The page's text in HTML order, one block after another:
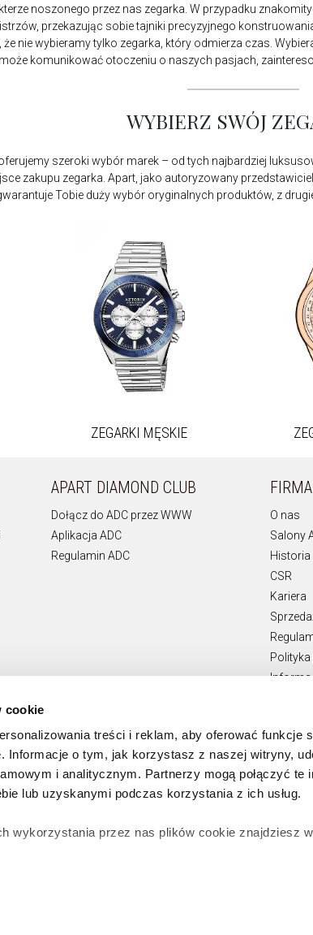
cookie
treści i reklam, aby oferować funkcje
Informacje o tym, jak korzystasz z naszej witryny,
i analitycznym. Partnerzy mogą połączyć te
lub uzyskanymi podczas korzystania z ich usług.
wykorzystania przez nas plików cookie znajdziesz w
jaki rodzaj plików cookie zainstalujemy na Twoim
noszonego przez nas zegarka. W przypadku
przekazując sobie tajniki precyzyjnego
nie wybieramy tylko zegarka, który odmierza czas.
komunikować otoczeniu o naszych pasjach,
WYBIERZ SWÓJ
szeroki wybór marek – od tych najbardziej
zakupu zegarka. Apart, jako autoryzowany
Tobie duży wybór oryginalnych produktów, z
ZEGARKI MĘSKIE
APART DIAMOND CLUB
Dołącz do ADC przez WWW
Aplikacja ADC
Regulamin ADC
FIRMA
O nas
Salony
Historia
CSR
Kariera